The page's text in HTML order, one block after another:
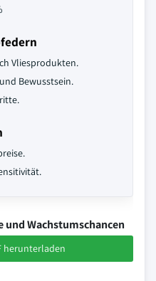
Vliesprodukten.
Bewusstsein.
Wachstumschancen
herunterladen